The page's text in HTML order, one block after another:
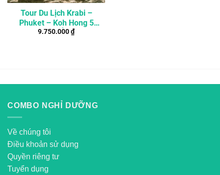
Tour Du Lịch Krabi –
Phuket – Koh Hong 5
Ngày 4 Đêm Ở Thái Lan
9.750.000₫
COMBO NGHỈ DƯỠNG
Về chúng tôi
Điều khoản sử dụng
Quyền riêng tư
Tuyển dụng